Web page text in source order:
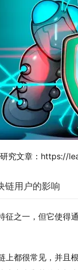
究文章：https://
链用户的影响
征之一，但它使得
上都很常见，并且